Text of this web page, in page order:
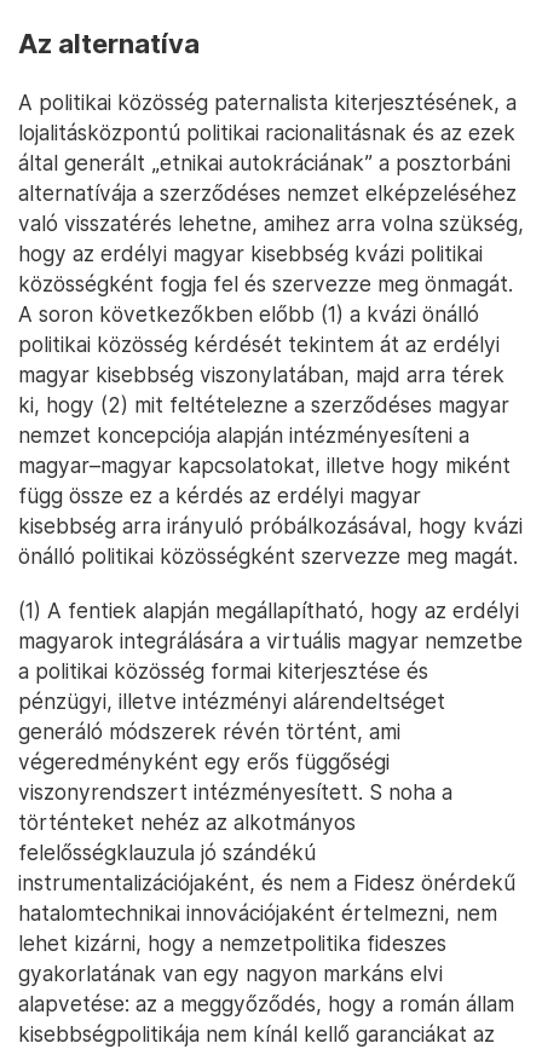
Az alternatíva
A politikai közösség paternalista kiterjesztésének, a
lojalitásközpontú politikai racionalitásnak és az ezek
által generált „etnikai autokráciának” a posztorbáni
alternatívája a szerződéses nemzet elképzeléséhez
való visszatérés lehetne, amihez arra volna szükség,
hogy az erdélyi magyar kisebbség kvázi politikai
közösségként fogja fel és szervezze meg önmagát.
A soron következőkben előbb (1) a kvázi önálló
politikai közösség kérdését tekintem át az erdélyi
magyar kisebbség viszonylatában, majd arra térek
ki, hogy (2) mit feltételezne a szerződéses magyar
nemzet koncepciója alapján intézményesíteni a
magyar–magyar kapcsolatokat, illetve hogy miként
függ össze ez a kérdés az erdélyi magyar
kisebbség arra irányuló próbálkozásával, hogy kvázi
önálló politikai közösségként szervezze meg magát.
(1) A fentiek alapján megállapítható, hogy az erdélyi
magyarok integrálására a virtuális magyar nemzetbe
a politikai közösség formai kiterjesztése és
pénzügyi, illetve intézményi alárendeltséget
generáló módszerek révén történt, ami
végeredményként egy erős függőségi
viszonyrendszert intézményesített. S noha a
történteket nehéz az alkotmányos
felelősségklauzula jó szándékú
instrumentalizációjaként, és nem a Fidesz önérdekű
hatalomtechnikai innovációjaként értelmezni, nem
lehet kizárni, hogy a nemzetpolitika fideszes
gyakorlatának van egy nagyon markáns elvi
alapvetése: az a meggyőződés, hogy a román állam
kisebbségpolitikája nem kínál kellő garanciákat az